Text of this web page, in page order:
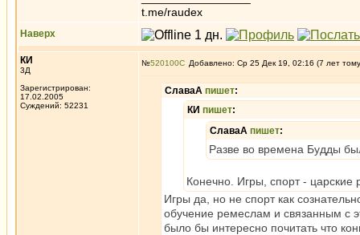
t.me/raudex
Наверх
КИ
3Д
Зарегистрирован:
17.02.2005
Суждений: 52231
№520100 Добавлено: Ср 25 Дек 19, 02:16 (7 лет
СлаваА пишет:
КИ пишет:
СлаваА пишет:
Разве во времена Будды
Конечно. Игры, спорт - царские
Игры да, но не спорт как
обучение ремеслам и связанным с
было бы интересно почитать что